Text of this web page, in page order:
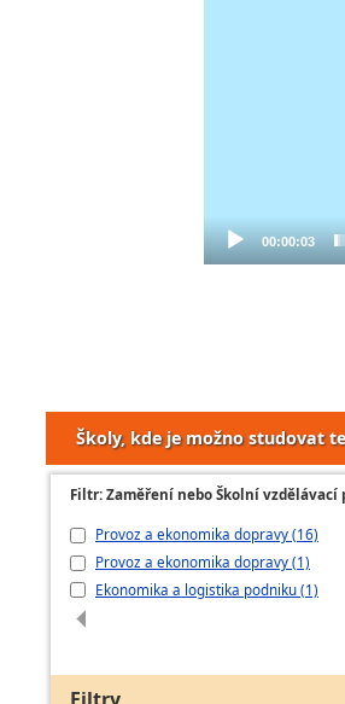
00:00:03
Školy, kde je možno studovat
Filtr: Zaměření nebo Školní vzdělávací
Provoz a ekonomika dopravy (16)
Provoz a ekonomika dopravy (1)
Ekonomika a logistika podniku (1)